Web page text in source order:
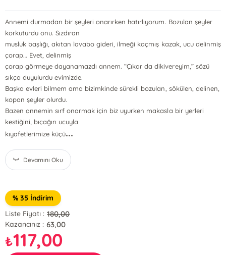
Annemi durmadan bir şeyleri onarırken hatırlıyorum. Bozulan şeyler
korkuturdu onu. Sızdıran
musluk başlığı, akıtan lavabo gideri, ilmeği kaçmış kazak, ucu delinmiş
çorap… Evet, delinmiş
çorap görmeye dayanamazdı annem. “Çıkar da dikivereyim,” sözü
sıkça duyulurdu evimizde.
Başka evleri bilmem ama bizimkinde sürekli bozulan, sökülen, delinen,
kopan şeyler olurdu.
Bazen annemin sırf onarmak için biz uyurken makasla bir yerleri
kestiğini, bıçağın ucuyla
kıyafetlerimize küçü...
Devamını Oku
% 35 İndirim
Liste Fiyatı : 180,00
Kazancınız : 63,00
₺117,00